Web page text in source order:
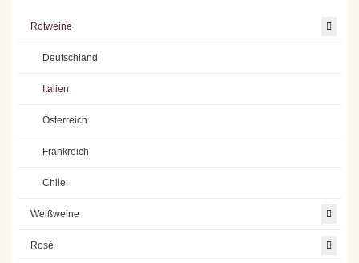
Rotweine
Deutschland
Italien
Österreich
Frankreich
Chile
Weißweine
Rosé